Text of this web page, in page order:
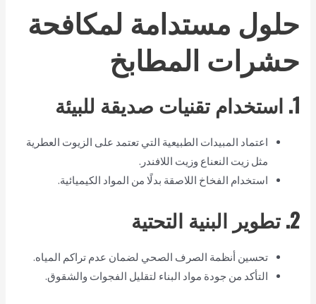
حلول مستدامة لمكافحة
حشرات المطابخ
1. استخدام تقنيات صديقة للبيئة
اعتماد المبيدات الطبيعية التي تعتمد على الزيوت العطرية
مثل زيت النعناع وزيت اللافندر.
استخدام الفخاخ اللاصقة بدلًا من المواد الكيميائية.
2. تطوير البنية التحتية
تحسين أنظمة الصرف الصحي لضمان عدم تراكم المياه.
التأكد من جودة مواد البناء لتقليل الفجوات والشقوق.